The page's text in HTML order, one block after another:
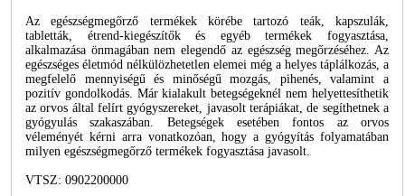
Az egészségmegőrző termékek körébe tartozó teák, kapszulák,
tabletták, étrend-kiegészítők és egyéb termékek fogyasztása,
alkalmazása önmagában nem elegendő az egészség megőrzéséhez. Az
egészséges életmód nélkülözhetetlen elemei még a helyes táplálkozás, a
megfelelő mennyiségű és minőségű mozgás, pihenés, valamint a
pozitív gondolkodás. Már kialakult betegségeknél nem helyettesíthetik
az orvos által felírt gyógyszereket, javasolt terápiákat, de segíthetnek a
gyógyulás szakaszában. Betegségek esetében fontos az orvos
véleményét kérni arra vonatkozóan, hogy a gyógyítás folyamatában
milyen egészségmegőrző termékek fogyasztása javasolt.
VTSZ: 0902200000